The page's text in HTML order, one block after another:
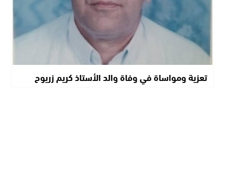
تعزية ومواساة في وفاة والد الأستاذ كريم زريوح